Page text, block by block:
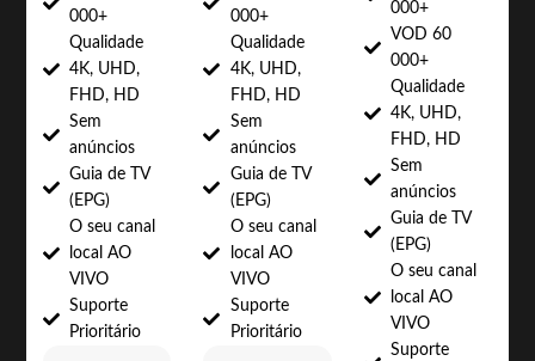
000+
Qualidade
4K, UHD,
FHD, HD
Sem
anúncios
Guia de TV
(EPG)
O seu canal
local AO
VIVO
Suporte
Prioritário
000+
Qualidade
4K, UHD,
FHD, HD
Sem
anúncios
Guia de TV
(EPG)
O seu canal
local AO
VIVO
Suporte
Prioritário
000+
VOD 60
000+
Qualidade
4K, UHD,
FHD, HD
Sem
anúncios
Guia de TV
(EPG)
O seu canal
local AO
VIVO
Suporte